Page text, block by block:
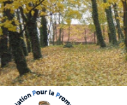
Skip
to
content